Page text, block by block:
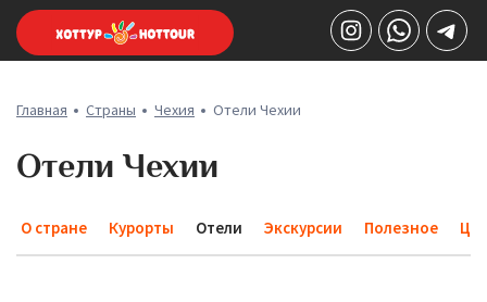
Главная Страны Чехия Отели Чехии
Отели Чехии
О стране Курорты Отели Экскурсии Полезное